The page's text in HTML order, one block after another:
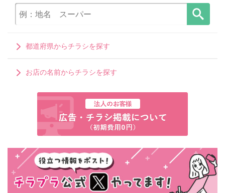
都道府県からチラシを探す
お店の名前からチラシを探す